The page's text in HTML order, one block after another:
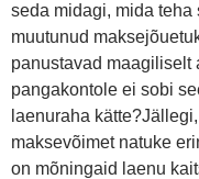
seda midagi, mida teha
muutunud
panustavad maagiliselt
pangakontole ei sobi
laenuraha
maksevõimet natuke
on mõningaid laenu